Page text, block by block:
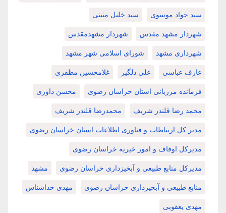
سید جواد موسوی سید خلیل منبتی
شهردار مشهد مقدس شهردار مشهدمقدس
شهرداری مشهد شورای اسلامی شهر مشهد
عارف عباسی علی دلگیر غلامحسین مظفری
فرمانده مرزبانی استان خراسان رضوی محسن داوری
محمد رضا قلندر شریف محمدرضا قلندر شریف
مدیر کل ارتباطات و فناوری اطلاعات استان خراسان رضوی
مدیرکل اوقاف و امور خیریه خراسان رضوی
مدیرکل منابع طبیعی و آبخیزداری خراسان رضوی مشهد
منابع طبیعی و آبخیزداری خراسان رضوی مهدی خداشناس
مهدی یعقوبی